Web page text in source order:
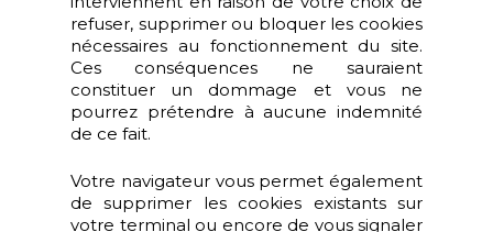
refuser, supprimer ou bloquer les cookies
nécessaires au fonctionnement du site.
Ces conséquences ne sauraient
constituer un dommage et vous ne
pourrez prétendre à aucune indemnité
de ce fait.
Votre navigateur vous permet également
de supprimer les cookies existants sur
votre terminal ou encore de vous signaler